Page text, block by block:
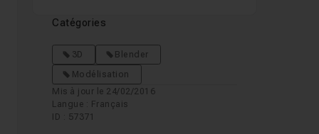
Catégories
3D
Blender
Modélisation
Mis à jour le 24/02/2016
Langue : Français
ID : 57371